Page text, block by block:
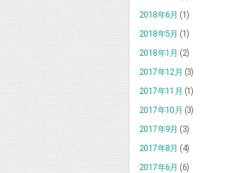
2018年6月 (1)
2018年5月 (1)
2018年1月 (2)
2017年12月 (3)
2017年11月 (1)
2017年10月 (3)
2017年9月 (3)
2017年8月 (4)
2017年6月 (6)